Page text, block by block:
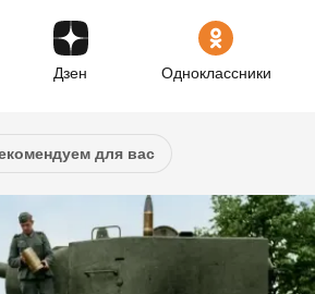
Дзен Одноклассники
для вас